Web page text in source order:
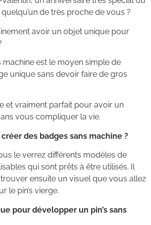
de très proche de vous ?
avoir un objet unique pour
machine est le moyen simple de
unique sans devoir faire de gros
et vraiment parfait pour avoir un
vous compliquer la vie.
des badges sans machine ?
le verrez différents modèles de
qui sont prêts à être utilisés. Il
ensuite un visuel que vous allez
le pin’s vierge.
pour développer un pin’s sans